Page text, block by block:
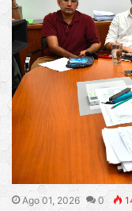
Ago 01, 2026 0